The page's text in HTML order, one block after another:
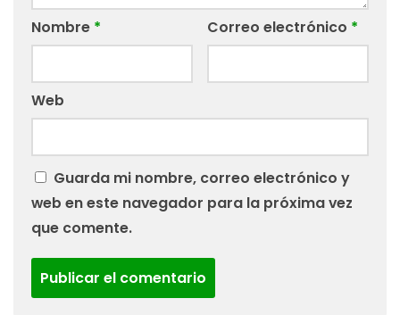
Nombre * Correo electrónico *
Web
Guarda mi nombre, correo electrónico y
web en este navegador para la próxima vez
que comente.